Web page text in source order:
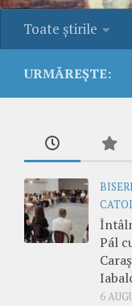
Toate ştirile
URMĂREȘTE:
Pál
6